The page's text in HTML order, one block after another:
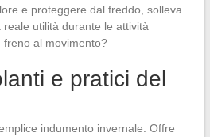
e proteggere dal freddo, solleva
utilità durante le attività
al movimento?
e pratici del
indumento invernale. Offre